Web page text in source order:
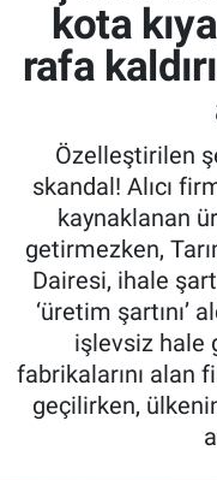
kota
rafa
Özelleştirilen
skandal! Alıcı
kaynaklanan
getirmezken,
Dairesi, ihale
‘üretim şartını’
işlevsiz hale
fabrikalarını alan
geçilirken,
TZOB
Tarım Kredi
Pankobirlik
Et fiyatları
Tarım Bilgisi
Yetiştirici
Dünyada Tarım
Haber Arşivi